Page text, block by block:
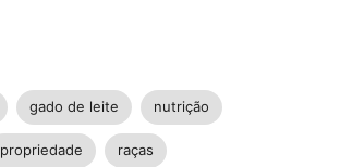
gado de leite nutrição
propriedade raças